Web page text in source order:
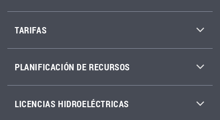
TARIFAS
PLANIFICACIÓN DE RECURSOS
LICENCIAS HIDROELÉCTRICAS